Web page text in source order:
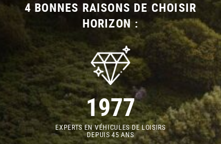
4 BONNES RAISONS DE CHOISIR
HORIZON :
1977
EXPERTS EN VÉHICULES DE LOISIRS
DEPUIS 45 ANS